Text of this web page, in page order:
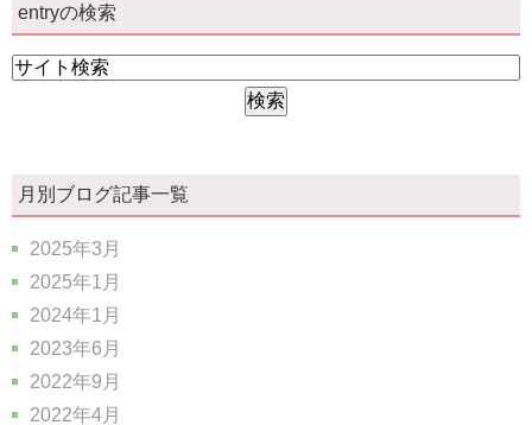
entryの検索
月別ブログ記事一覧
2025年3月
2025年1月
2024年1月
2023年6月
2022年9月
2022年4月